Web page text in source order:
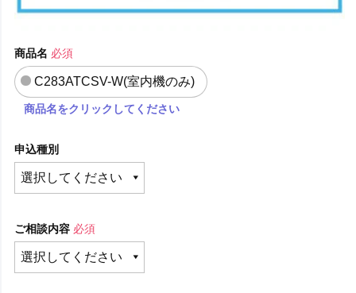
商品名 必須
C283ATCSV-W(室内機のみ)
商品名をクリックしてください
申込種別
ご相談内容 必須